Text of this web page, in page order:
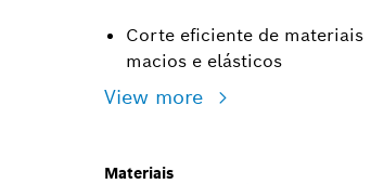
Corte eficiente de materiais
macios e elásticos
View more
Materiais